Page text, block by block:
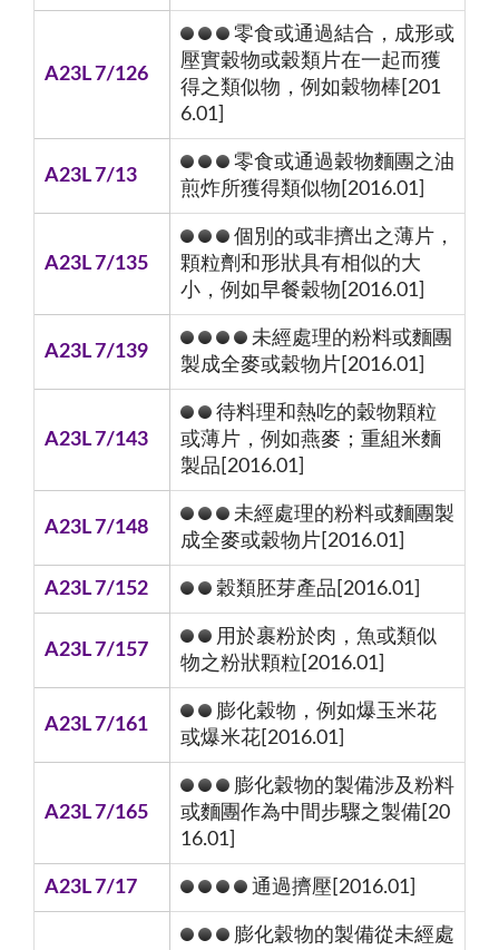
A23L 7/126
零食或通過結合，成形或
壓實穀物或穀類片在一起而獲
得之類似物，例如穀物棒[201
6.01]
A23L 7/13
零食或通過穀物麵團之油
煎炸所獲得類似物[2016.01]
A23L 7/135
個別的或非擠出之薄片，
顆粒劑和形狀具有相似的大
小，例如早餐穀物[2016.01]
A23L 7/139
未經處理的粉料或麵團
製成全麥或穀物片[2016.01]
A23L 7/143
待料理和熱吃的穀物顆粒
或薄片，例如燕麥；重組米麵
製品[2016.01]
A23L 7/148
未經處理的粉料或麵團製
成全麥或穀物片[2016.01]
A23L 7/152 穀類胚芽產品[2016.01]
A23L 7/157
用於裹粉於肉，魚或類似
物之粉狀顆粒[2016.01]
A23L 7/161
膨化穀物，例如爆玉米花
或爆米花[2016.01]
A23L 7/165
膨化穀物的製備涉及粉料
或麵團作為中間步驟之製備[20
16.01]
A23L 7/17 通過擠壓[2016.01]
膨化穀物的製備從未經處